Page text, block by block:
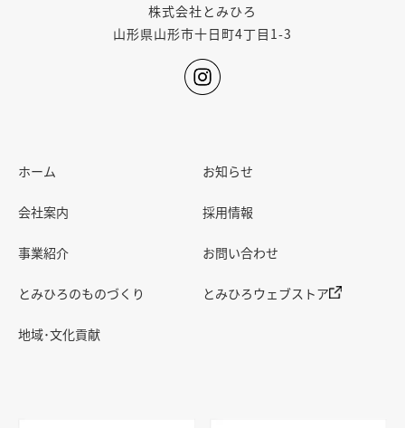
株式会社とみひろ
山形県山形市十日町4丁目1-3
ホーム
会社案内
事業紹介
とみひろのものづくり
地域･文化貢献
お知らせ
採用情報
お問い合わせ
とみひろウェブストア